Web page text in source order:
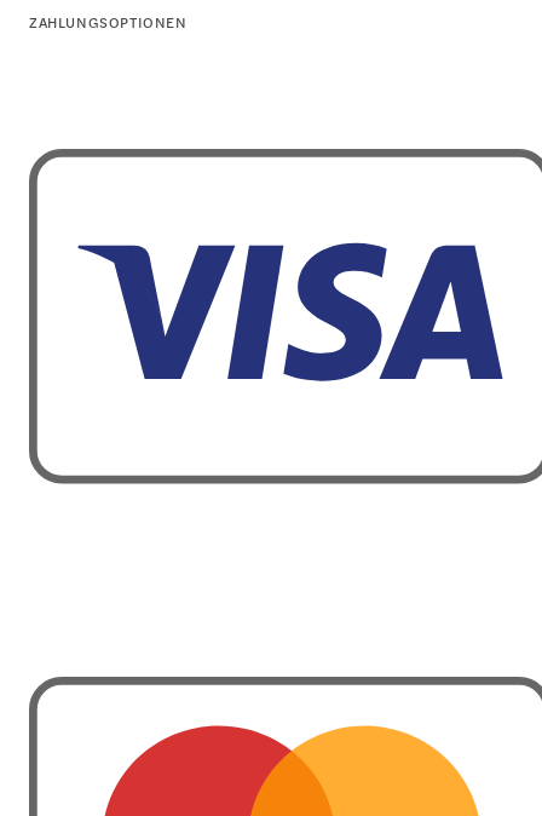
ZAHLUNGSOPTIONEN